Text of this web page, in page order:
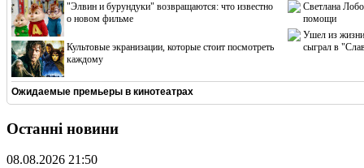
"Элвин и бурундуки" возвращаются: что известно
о новом фильме
Культовые экранизации, которые стоит посмотреть
каждому
Светлана
помощи
Ушел из жизни
сыграл в
Ожидаемые премьеры в кинотеатрах
Останні новини
08.08.2026 21:50